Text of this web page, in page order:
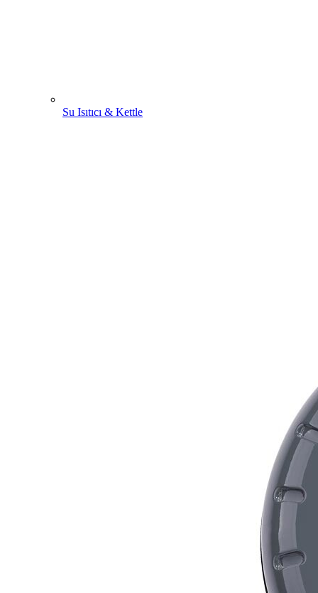
Su Isıtıcı & Kettle